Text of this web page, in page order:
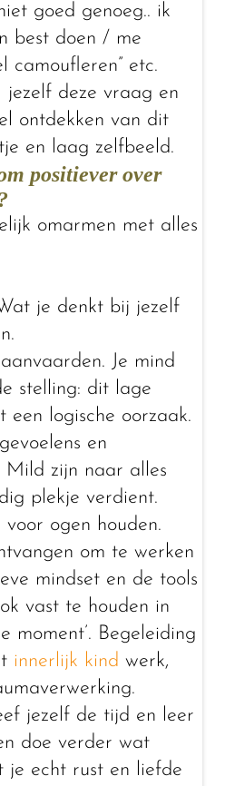
goed genoeg.. ik
best doen / me
camoufleren” etc.
jezelf deze vraag en
ontdekken van dit
en laag zelfbeeld.
positiever over
omarmen met alles
je denkt bij jezelf
Je mind
stelling: dit lage
een logische oorzaak.
en
Mild zijn naar alles
plekje verdient.
ogen houden.
om te werken
mindset en de tools
vast te houden in
moment’. Begeleiding
innerlijk kind werk,
jezelf de tijd en leer
doe verder wat
je echt rust en liefde